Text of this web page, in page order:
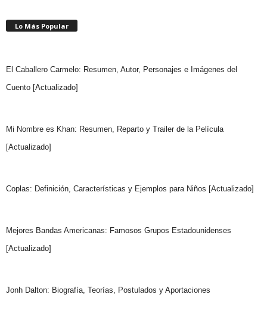
Lo Más Popular
El Caballero Carmelo: Resumen, Autor, Personajes e Imágenes del
Cuento [Actualizado]
Mi Nombre es Khan: Resumen, Reparto y Trailer de la Película
[Actualizado]
Coplas: Definición, Características y Ejemplos para Niños [Actualizado]
Mejores Bandas Americanas: Famosos Grupos Estadounidenses
[Actualizado]
Jonh Dalton: Biografía, Teorías, Postulados y Aportaciones